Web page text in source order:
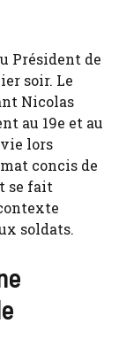
Président de
soir. Le
Nicolas
au 19e et au
lors
concis de
se fait
soldats.